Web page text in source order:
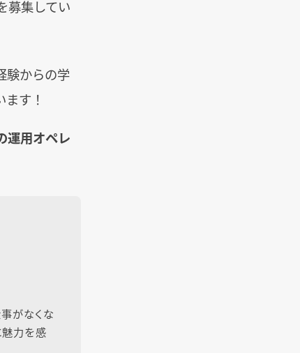
募集してい
験からの学
す！
運用オペレ
がなくな
魅力を感